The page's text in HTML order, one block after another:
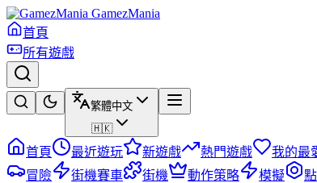
GamezMania
首頁
所有遊戲
繁體中文
🇭🇰
首頁 最近遊玩 新遊戲 熱門遊戲
我的最
冒險
街機賽車 街機 動作策略 模擬